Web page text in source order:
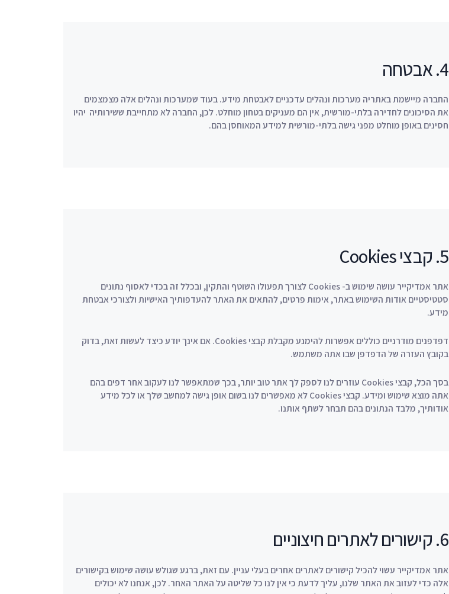
4. אבטחה
החברה מיישמת באתריה מערכות ונהלים עדכניים לאבטחת מידע. בעוד שמערכות ונהלים אלה מצמצמים
את הסיכונים לחדירה בלתי-מורשית, אין הם מעניקים בטחון מוחלט. לכן, החברה לא מתחייבת ששירותיה יהיו
חסינים באופן מוחלט מפני גישה בלתי-מורשית למידע המאוחסן בהם.
5. קבצי Cookies
אתר אמדיקייר עושה שימוש ב- Cookies לצורך תפעולו השוטף והתקין, ובכלל זה בכדי לאסוף נתונים
סטטיסטיים אודות השימוש באתר, אימות פרטים, להתאים את האתר להעדפותיך האישיות ולצורכי אבטחת
מידע.
דפדפנים מודרניים כוללים אפשרות להימנע מקבלת קבצי Cookies. אם אינך יודע כיצד לעשות זאת, בדוק
בקובץ העזרה של הדפדפן שבו אתה משתמש.
בסך הכל, קבצי Cookies עוזרים לנו לספק לך אתר טוב יותר, בכך שמתאפשר לנו לעקוב אחר דפים בהם
אתה מוצא שימוש ומידע. קבצי Cookies לא מאפשרים לנו בשום אופן גישה למחשב שלך או לכל מידע
אודותיך, מלבד הנתונים בהם תבחר לשתף אותנו.
6. קישורים לאתרים חיצוניים
אתר אמדיקייר עשוי להכיל קישורים לאתרים אחרים בעלי עניין. עם זאת, ברגע שגולש עושה שימוש בקישורים
אלה כדי לעזוב את האתר שלנו, עליך לדעת כי אין לנו כל שליטה על האתר האחר. לכן, אנחנו לא יכולים